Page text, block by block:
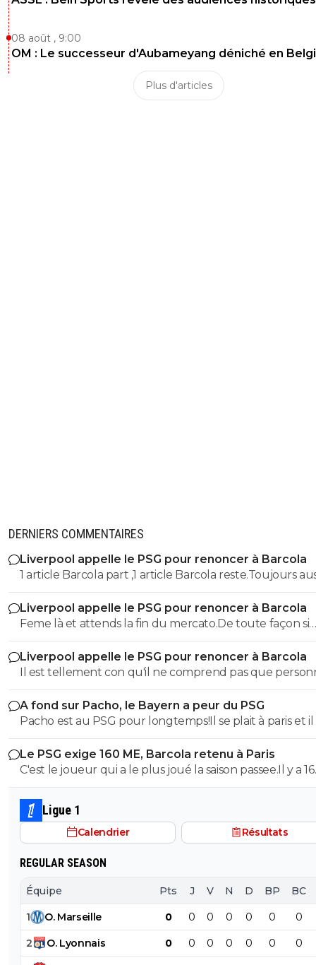
08 août , 9:00
OM : Le successeur d'Aubameyang déniché en
Plus d'articles
DERNIERS COMMENTAIRES
Liverpool appelle le PSG pour renoncer à Barcola
1 article Barcola part ,1 article Barcola reste.Toujours
cons ces scribouillards
Liverpool appelle le PSG pour renoncer à Barcola
Feme là et attends la fin du mercato.De toute façon si
Barcola reste c'est parfait
Liverpool appelle le PSG pour renoncer à Barcola
Il est tellement con qu'il ne comprend pas que
peut le blairer cet idiot
A fond sur Pacho, le Bayern a peur du PSG
Pacho est au PSG pour longtemps!Il se plait à paris et il
tres bien payé
Le PSG exige 160 ME, Barcola retenu à Paris
C'est le joueur qui a le plus joué la saison passee.Il y a 16
titulaires en fonction de la tactique de L.E.Arretez avec
n'est pas titulaire
Ligue 1
Calendrier Résultats
REGULAR SEASON
Équipe Pts J V N D BP BC
1 O. Marseille 0 0 0 0 0 0 0
2 O. Lyonnais 0 0 0 0 0 0 0